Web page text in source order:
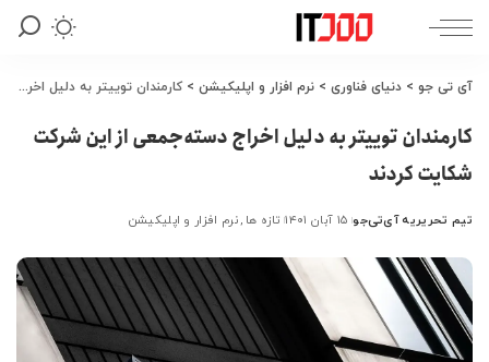
آی تی جو > دنیای فناوری > نرم افزار و اپلیکیشن > کارمندان توییتر به دلیل اخراج دسته‌جمعی از این شرکت شکایت کردند
کارمندان توییتر به دلیل اخراج دسته‌جمعی از این شرکت
شکایت کردند
ارسال
توسط
تیم تحریریه آی‌تی‌جو ۱۵ آبان ۱۴۰۱ تازه ها نرم افزار و اپلیکیشن